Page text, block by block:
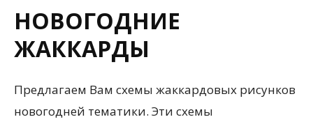
НОВОГОДНИЕ
ЖАККАРДЫ
Предлагаем Вам схемы жаккардовых рисунков
новогодней тематики. Эти схемы